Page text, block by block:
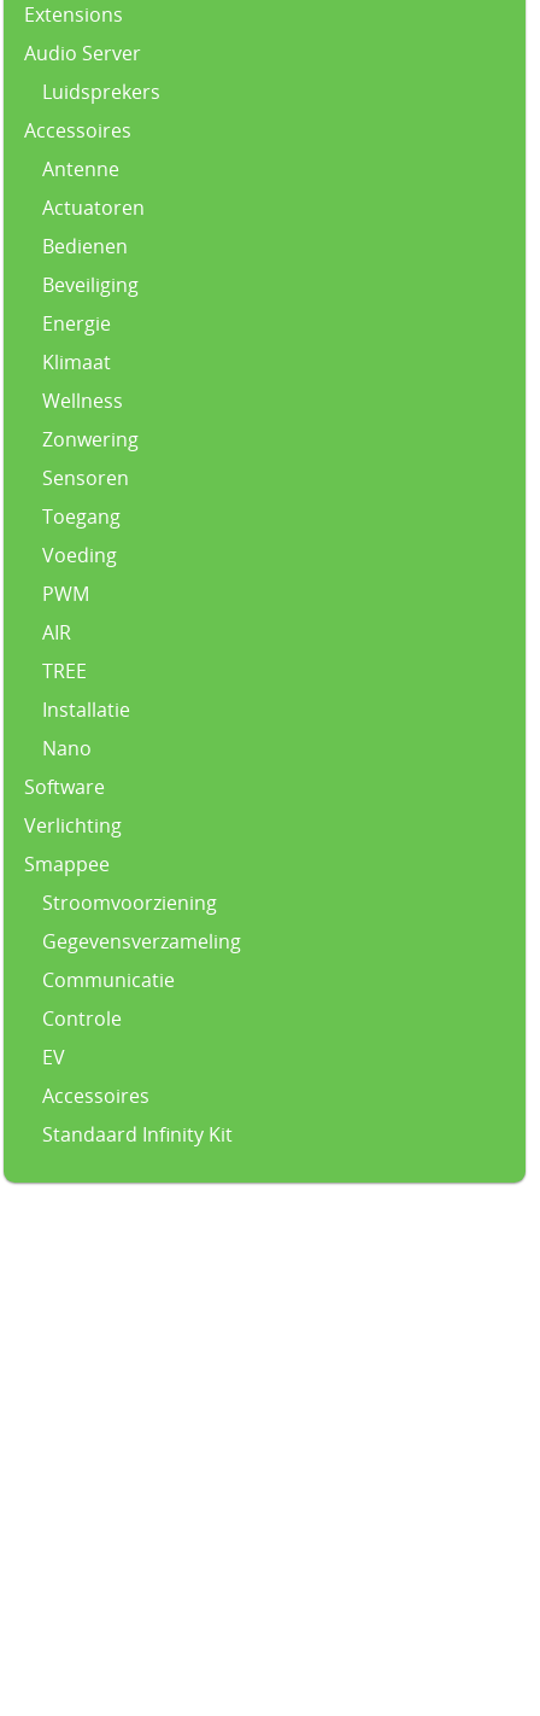
Extensions
Audio Server
Luidsprekers
Accessoires
Antenne
Actuatoren
Bedienen
Beveiliging
Energie
Klimaat
Wellness
Zonwering
Sensoren
Toegang
Voeding
PWM
AIR
TREE
Installatie
Nano
Software
Verlichting
Smappee
Stroomvoorziening
Gegevensverzameling
Communicatie
Controle
EV
Accessoires
Standaard Infinity Kit